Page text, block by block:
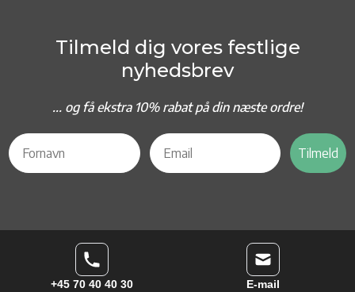
Tilmeld dig vores festlige
nyhedsbrev
... og få ekstra 10% rabat på din næste ordre!
Tilmeld
+45 70 40 40 30 E-mail